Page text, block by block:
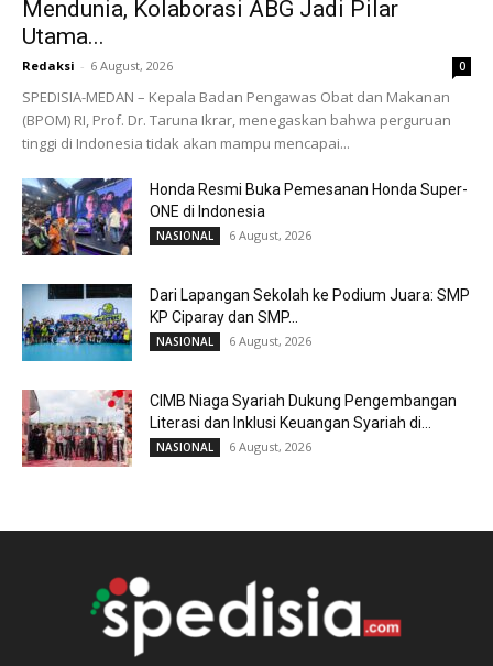
Mendunia, Kolaborasi ABG Jadi Pilar
Utama...
Redaksi - 6 August, 2026 0
SPEDISIA-MEDAN – Kepala Badan Pengawas Obat dan Makanan
(BPOM) RI, Prof. Dr. Taruna Ikrar, menegaskan bahwa perguruan
tinggi di Indonesia tidak akan mampu mencapai...
Honda Resmi Buka Pemesanan Honda Super-
ONE di Indonesia
NASIONAL 6 August, 2026
Dari Lapangan Sekolah ke Podium Juara: SMP
KP Ciparay dan SMP...
NASIONAL 6 August, 2026
CIMB Niaga Syariah Dukung Pengembangan
Literasi dan Inklusi Keuangan Syariah di...
NASIONAL 6 August, 2026